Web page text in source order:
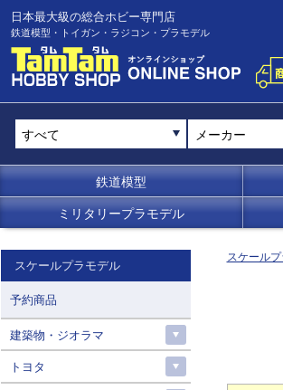
日本最大級の総合ホビー専門店
鉄道模型・トイガン・ラジコン・プラモデル
メーカー
鉄道模型
ミリタリープラモデル
スケール
スケールプラモデル
予約商品
建築物・ジオラマ
トヨタ